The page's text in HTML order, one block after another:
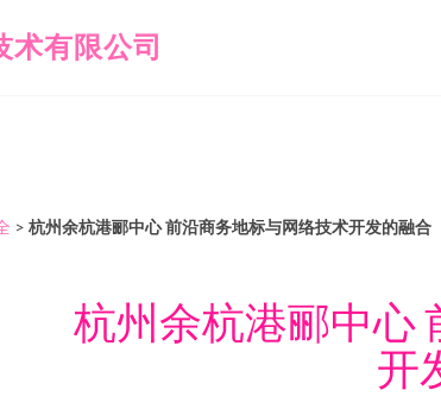
术有限公司
> 杭州余杭港郦中心 前沿商务地标与网络技术开发的融合
杭州余杭港郦中心
开